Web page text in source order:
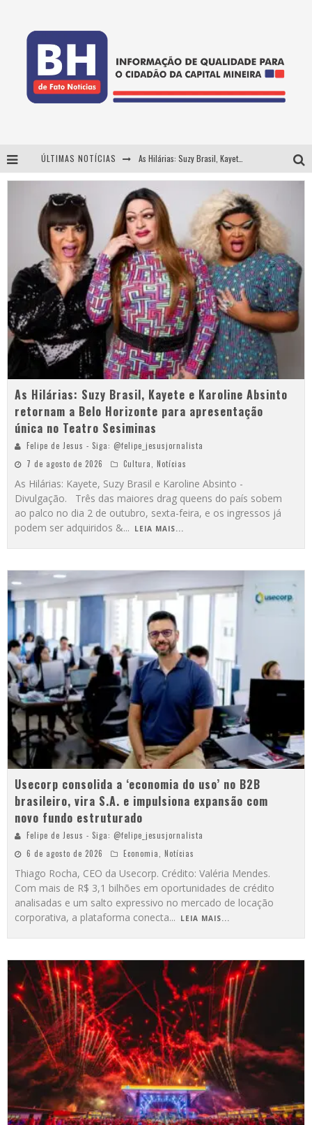
ÚLTIMAS NOTÍCIAS
Hot Wheels Monster Trucks Live™ confirma Belo Horizonte na turnê América do Sul 2027
As Hilárias: Suzy Brasil, Kayete e Karoline Absinto retornam a Belo Horizonte para apresentação única no Teatro Sesiminas
As Hilárias: Suzy Brasil, Kayete e Karoline Absinto
retornam a Belo Horizonte para apresentação
única no Teatro Sesiminas
Felipe de Jesus - Siga: @felipe_jesusjornalista
7 de agosto de 2026
Cultura Notícias
As Hilárias: Kayete, Suzy Brasil e Karoline Absinto -
Divulgação. Três das maiores drag queens do país sobem
ao palco no dia 2 de outubro, sexta-feira, e os ingressos já
podem ser adquiridos &... LEIA MAIS...
Usecorp consolida a ‘economia do uso’ no B2B
brasileiro, vira S.A. e impulsiona expansão com
novo fundo estruturado
Felipe de Jesus - Siga: @felipe_jesusjornalista
6 de agosto de 2026
Economia Notícias
Thiago Rocha, CEO da Usecorp. Crédito: Valéria Mendes.
Com mais de R$ 3,1 bilhões em oportunidades de crédito
analisadas e um salto expressivo no mercado de locação
corporativa, a plataforma conecta... LEIA MAIS...